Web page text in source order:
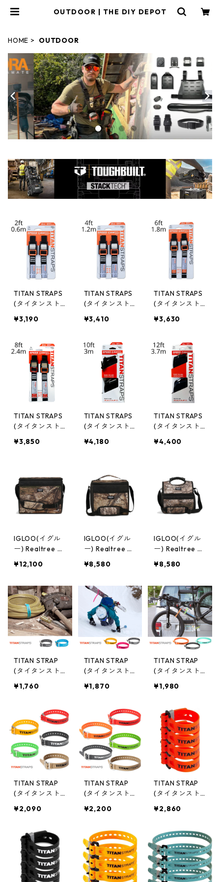
OUTDOOR | THE DIY DEPOT
HOME OUTDOOR
TITAN STRAPS
(タイタンスト
スピードカム 2
SC-MTL-0102
-BLK
¥3,190
TITAN STRAPS
(タイタンスト
スピードカム 2
SC-MTL-0104
-BLK
¥3,410
TITAN STRAPS
(タイタンスト
スピードカム 2
SC-MTL-0106
-BLK
¥3,630
TITAN STRAPS
(タイタンスト
スピードカム 2
-BLK
¥3,850
TITAN STRAPS
(タイタンスト
スピードカム 2
BLK
¥4,180
TITAN STRAPS
(タイタンスト
スピードカム 2
¥4,400
IGLOO(イグル
ー) Realtree A
ラー28CAN 64
¥12,100
IGLOO(イグル
ー) Realtree A
ラー18CAN 643
¥8,580
IGLOO(イグル
ー) Realtree A
ラー GRIPPER 1
¥8,580
TITAN STRAP
(タイタンスト
ィリティー 14
ルー/ブラック
TS-0914
¥1,760
TITAN STRAP
(タイタンスト
ィリティー 18
エロー/ピンク/
ブラック TS-0
918
¥1,870
TITAN STRAP
(タイタンスト
ィリティー 25
レンジ/ブラッ
ク/シーフォー
ム TS-0925
¥1,980
TITAN STRAP
(タイタンスト
ストリアル 20
ッド/イエロー/
ブラック/グリ
ーン/コヨーテ
TSI-0120
¥2,090
TITAN STRAP
(タイタンスト
ストリアル 25
ッド/オレンジ/
グリーン/ブラ
ック/コヨーテ
TSI-0125
¥2,200
TITAN STRAP
(タイタンスト
トラップ4PACK
ー TSM-0506X
4-FIR
¥2,860